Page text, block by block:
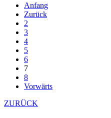
Anfang
Zurück
2
3
4
5
6
7
8
Vorwärts
ZURÜCK